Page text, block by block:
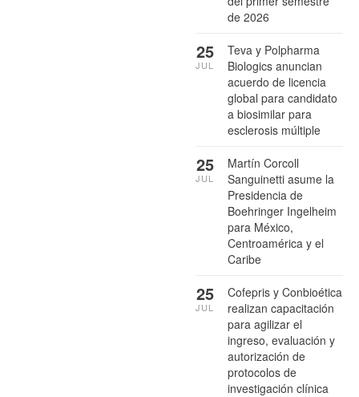
de 2026
Teva y Polpharma
Biologics anuncian
acuerdo de licencia
global para candidato
a biosimilar para
esclerosis múltiple
25
JUL
Martín Corcoll
Sanguinetti asume la
Presidencia de
Boehringer Ingelheim
para México,
Centroamérica y el
Caribe
25
JUL
Cofepris y Conbioética
realizan capacitación
para agilizar el
ingreso, evaluación y
autorización de
protocolos de
investigación clínica
25
JUL